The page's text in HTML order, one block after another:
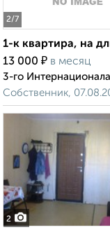
2/7
1-к квартира, на
13 000 ₽ в месяц
3-го
Собственник,
2